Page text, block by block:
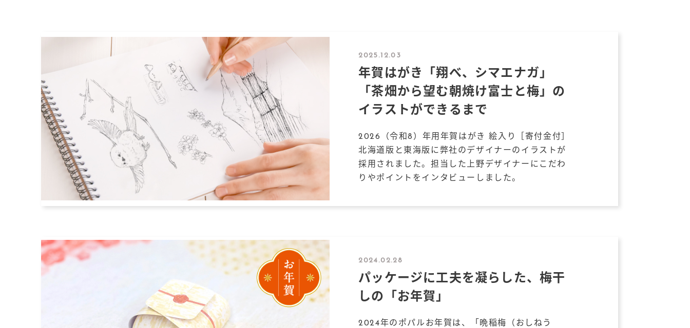
2025.12.03
年賀はがき「翔べ、シマエナガ」
「茶畑から望む朝焼け富士と梅」の
イラストができるまで
2026（令和8）年用年賀はがき 絵入り［寄付金付］
北海道版と東海版に弊社のデザイナーのイラストが
採用されました。担当した上野デザイナーにこだわ
りやポイントをインタビューしました。
2024.02.28
パッケージに工夫を凝らした、梅干
しの「お年賀」
2024年のポパルお年賀は、「晩稲梅（おしねう